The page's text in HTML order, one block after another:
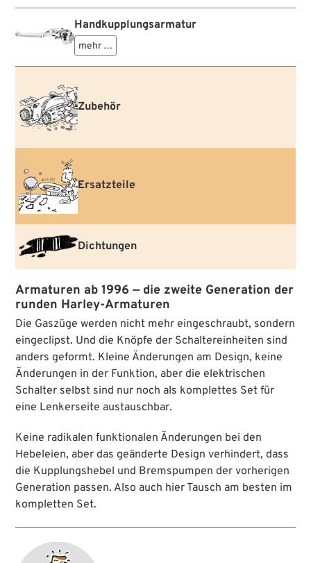
Handkupplungsarmatur
mehr …
Zubehör
Ersatzteile
Dichtungen
Armaturen ab 1996 — die zweite Generation der
runden Harley-Armaturen
Die Gaszüge werden nicht mehr eingeschraubt, sondern
eingeclipst. Und die Knöpfe der Schaltereinheiten sind
anders geformt. Kleine Änderungen am Design, keine
Änderungen in der Funktion, aber die elektrischen
Schalter selbst sind nur noch als komplettes Set für
eine Lenkerseite austauschbar.
Keine radikalen funktionalen Änderungen bei den
Hebeleien, aber das geänderte Design verhindert, dass
die Kupplungshebel und Bremspumpen der vorherigen
Generation passen. Also auch hier Tausch am besten im
kompletten Set.